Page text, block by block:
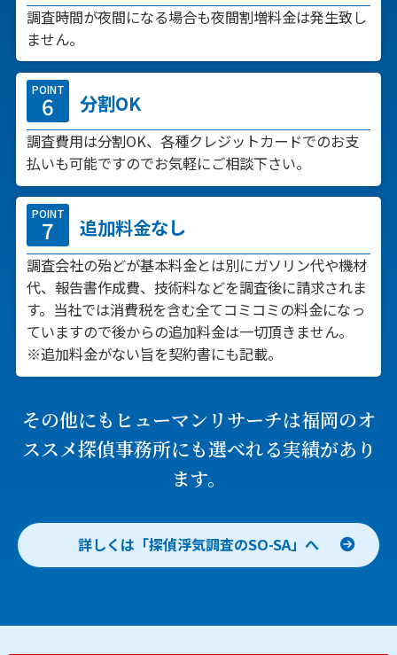
調査時間が夜間になる場合も夜間割増料金は発生致し
ません。
POINT 分割OK
調査費用は分割OK、各種クレジットカードでのお支
払いも可能ですのでお気軽にご相談下さい。
POINT 追加料金なし
調査会社の殆どが基本料金とは別にガソリン代や機材
代、報告書作成費、技術料などを調査後に請求されま
す。当社では消費税を含む全てコミコミの料金になっ
ていますので後からの追加料金は一切頂きません。
※追加料金がない旨を契約書にも記載。
その他にもヒューマンリサーチは福岡のオ
ススメ探偵事務所にも選べれる実績があり
ます。
詳しくは「探偵浮気調査のSO-SA」へ